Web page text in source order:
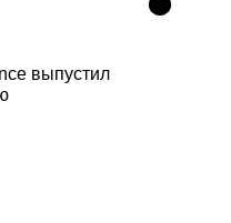
выпустил